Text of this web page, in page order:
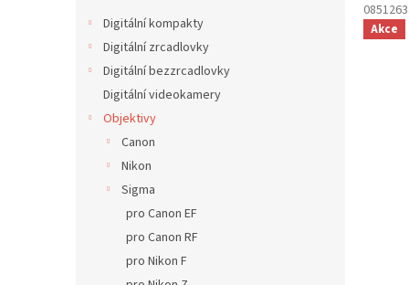
Digitální kompakty
Digitální zrcadlovky
Digitální bezzrcadlovky
Digitální videokamery
Objektivy
Canon
Nikon
Sigma
pro Canon EF
pro Canon RF
pro Nikon F
Akce